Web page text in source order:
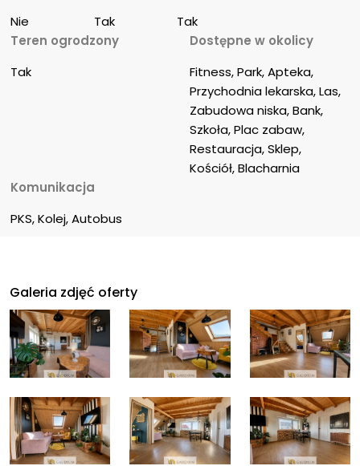
Nie
Tak
Tak
Teren ogrodzony
Tak
Dostępne w okolicy
Fitness, Park, Apteka,
Przychodnia lekarska, Las,
Zabudowa niska, Bank,
Szkoła, Plac zabaw,
Restauracja, Sklep,
Kościół, Blacharnia
Komunikacja
PKS, Kolej, Autobus
Galeria zdjęć oferty